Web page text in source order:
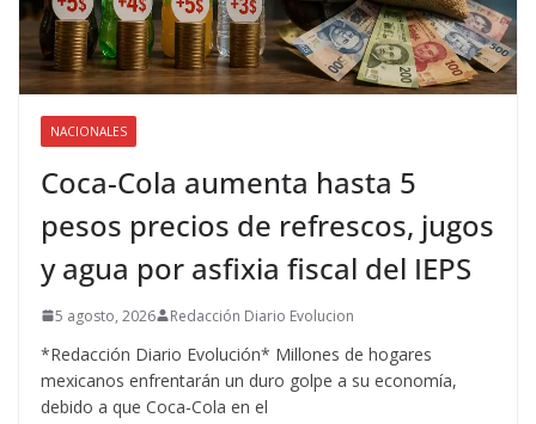
NACIONALES
Coca-Cola aumenta hasta 5
pesos precios de refrescos, jugos
y agua por asfixia fiscal del IEPS
5 agosto, 2026 Redacción Diario Evolucion
*Redacción Diario Evolución* Millones de hogares
mexicanos enfrentarán un duro golpe a su economía,
debido a que Coca-Cola en el